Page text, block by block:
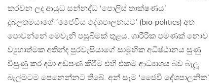
කරවන ලද ආයුධ සන්නද්ධ ‘පොලිස් තාක්ෂණය’
දුබලතමයාගේ ‘ජෛවීය දේශපාලනයට’ (bio-politics) අත
පොවන්නේ මෙවැනි පසුබිමක් තුළය. ශාරීරික පමණක් නොව
ව්‍යුහාත්මක අතින්ද පුරවැසියාගේ සාමූහික අධිෂ්ඨානය සුණු
විසුණු කර දමා අඩපණ කිරීම එහි එකම ආධ්‍යාශය බව බැලූ
බැල්මටම පෙනෙන්නට තිබේ. අන් සෑම ‘ජෛවී දේශපාලනික’